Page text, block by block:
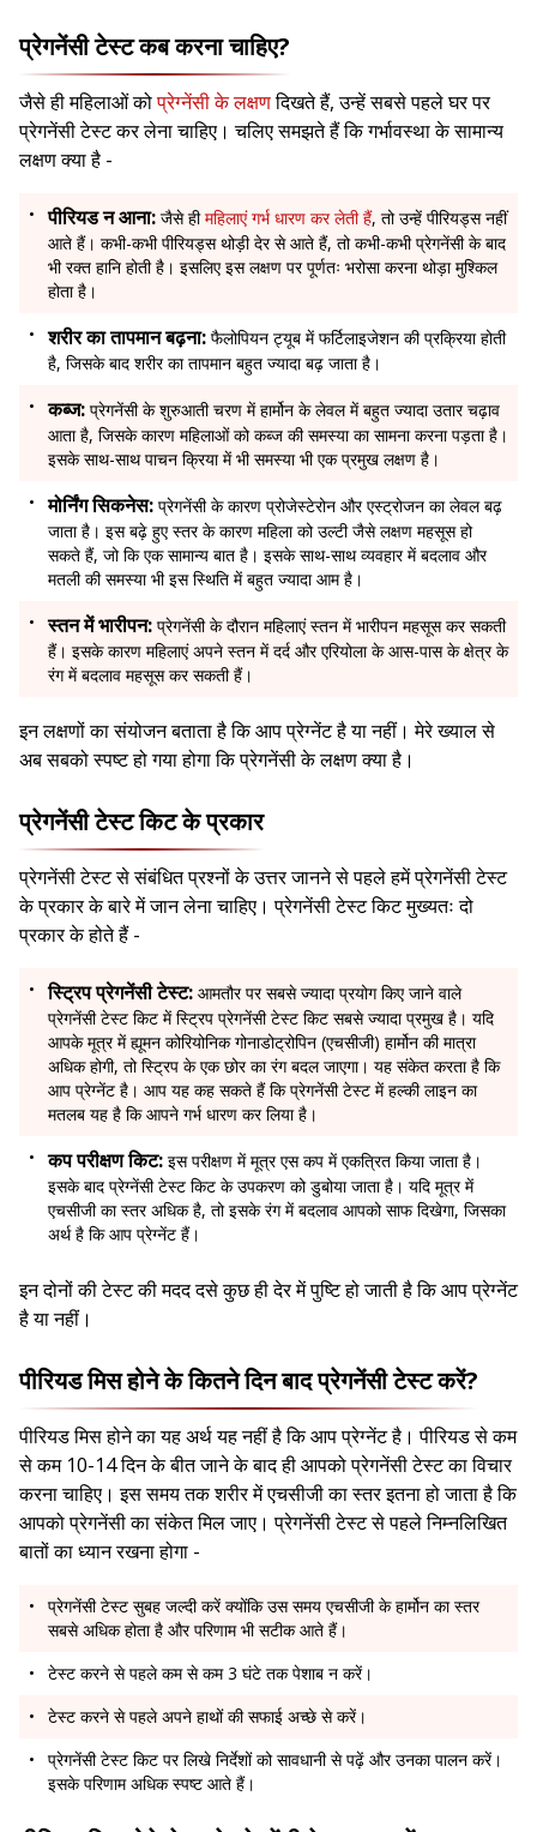
प्रेगनेंसी टेस्ट कब करना चाहिए?
जैसे ही महिलाओं कोप्रेग्नेंसी के लक्षणदिखते हैं, उन्हें सबसे पहले घर पर
प्रेगनेंसी टेस्ट कर लेना चाहिए। चलिए समझते हैं कि गर्भावस्था के सामान्य
लक्षण क्या है -
पीरियड न आना: जैसे हीमहिलाएं गर्भ धारण कर लेती हैं, तो उन्हें पीरियड्स नहीं
आते हैं। कभी-कभी पीरियड्स थोड़ी देर से आते हैं, तो कभी-कभी प्रेगनेंसी के बाद
भी रक्त हानि होती है। इसलिए इस लक्षण पर पूर्णतः भरोसा करना थोड़ा मुश्किल
होता है।
शरीर का तापमान बढ़ना: फैलोपियन ट्यूब में फर्टिलाइजेशन की प्रक्रिया होती
है, जिसके बाद शरीर का तापमान बहुत ज्यादा बढ़ जाता है।
कब्ज: प्रेगनेंसी के शुरुआती चरण में हार्मोन के लेवल में बहुत ज्यादा उतार चढ़ाव
आता है, जिसके कारण महिलाओं को कब्ज की समस्या का सामना करना पड़ता है।
इसके साथ-साथ पाचन क्रिया में भी समस्या भी एक प्रमुख लक्षण है।
मोर्निंग सिकनेस: प्रेगनेंसी के कारण प्रोजेस्टेरोन और एस्ट्रोजन का लेवल बढ़
जाता है। इस बढ़े हुए स्तर के कारण महिला को उल्टी जैसे लक्षण महसूस हो
सकते हैं, जो कि एक सामान्य बात है। इसके साथ-साथ व्यवहार में बदलाव और
मतली की समस्या भी इस स्थिति में बहुत ज्यादा आम है।
स्तन में भारीपन: प्रेगनेंसी के दौरान महिलाएं स्तन में भारीपन महसूस कर सकती
हैं। इसके कारण महिलाएं अपने स्तन में दर्द और एरियोला के आस-पास के क्षेत्र के
रंग में बदलाव महसूस कर सकती हैं।
इन लक्षणों का संयोजन बताता है कि आप प्रेग्नेंट है या नहीं। मेरे ख्याल से
अब सबको स्पष्ट हो गया होगा कि प्रेगनेंसी के लक्षण क्या है।
प्रेगनेंसी टेस्ट किट के प्रकार
प्रेगनेंसी टेस्ट से संबंधित प्रश्नों के उत्तर जानने से पहले हमें प्रेगनेंसी टेस्ट
के प्रकार के बारे में जान लेना चाहिए। प्रेगनेंसी टेस्ट किट मुख्यतः दो
प्रकार के होते हैं -
स्ट्रिप प्रेगनेंसी टेस्ट: आमतौर पर सबसे ज्यादा प्रयोग किए जाने वाले
प्रेगनेंसी टेस्ट किट में स्ट्रिप प्रेगनेंसी टेस्ट किट सबसे ज्यादा प्रमुख है। यदि
आपके मूत्र में ह्यूमन कोरियोनिक गोनाडोट्रोपिन (एचसीजी) हार्मोन की मात्रा
अधिक होगी, तो स्ट्रिप के एक छोर का रंग बदल जाएगा। यह संकेत करता है कि
आप प्रेग्नेंट है। आप यह कह सकते हैं कि प्रेगनेंसी टेस्ट में हल्की लाइन का
मतलब यह है कि आपने गर्भ धारण कर लिया है।
कप परीक्षण किट: इस परीक्षण में मूत्र एस कप में एकत्रित किया जाता है।
इसके बाद प्रेग्नेंसी टेस्ट किट के उपकरण को डुबोया जाता है। यदि मूत्र में
एचसीजी का स्तर अधिक है, तो इसके रंग में बदलाव आपको साफ दिखेगा, जिसका
अर्थ है कि आप प्रेग्नेंट हैं।
इन दोनों की टेस्ट की मदद दसे कुछ ही देर में पुष्टि हो जाती है कि आप प्रेग्नेंट
है या नहीं।
पीरियड मिस होने के कितने दिन बाद प्रेगनेंसी टेस्ट करें?
पीरियड मिस होने का यह अर्थ यह नहीं है कि आप प्रेग्नेंट है। पीरियड से कम
से कम 10-14 दिन के बीत जाने के बाद ही आपको प्रेगनेंसी टेस्ट का विचार
करना चाहिए। इस समय तक शरीर में एचसीजी का स्तर इतना हो जाता है कि
आपको प्रेगनेंसी का संकेत मिल जाए। प्रेगनेंसी टेस्ट से पहले निम्नलिखित
बातों का ध्यान रखना होगा -
प्रेगनेंसी टेस्ट सुबह जल्दी करें क्योंकि उस समय एचसीजी के हार्मोन का स्तर
सबसे अधिक होता है और परिणाम भी सटीक आते हैं।
टेस्ट करने से पहले कम से कम 3 घंटे तक पेशाब न करें।
टेस्ट करने से पहले अपने हाथों की सफाई अच्छे से करें।
प्रेगनेंसी टेस्ट किट पर लिखे निर्देशों को सावधानी से पढ़ें और उनका पालन करें।
इसके परिणाम अधिक स्पष्ट आते हैं।